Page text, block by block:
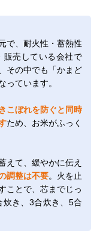
で、耐火性・蓄熱性
販売している会社で
その中でも「かまど
っています。
こぼれを防ぐと同時
ため、お米がふっく
えて、緩やかに伝え
調整は不要。火を止
ことで、芯までじっ
炊き、3合炊き、5合